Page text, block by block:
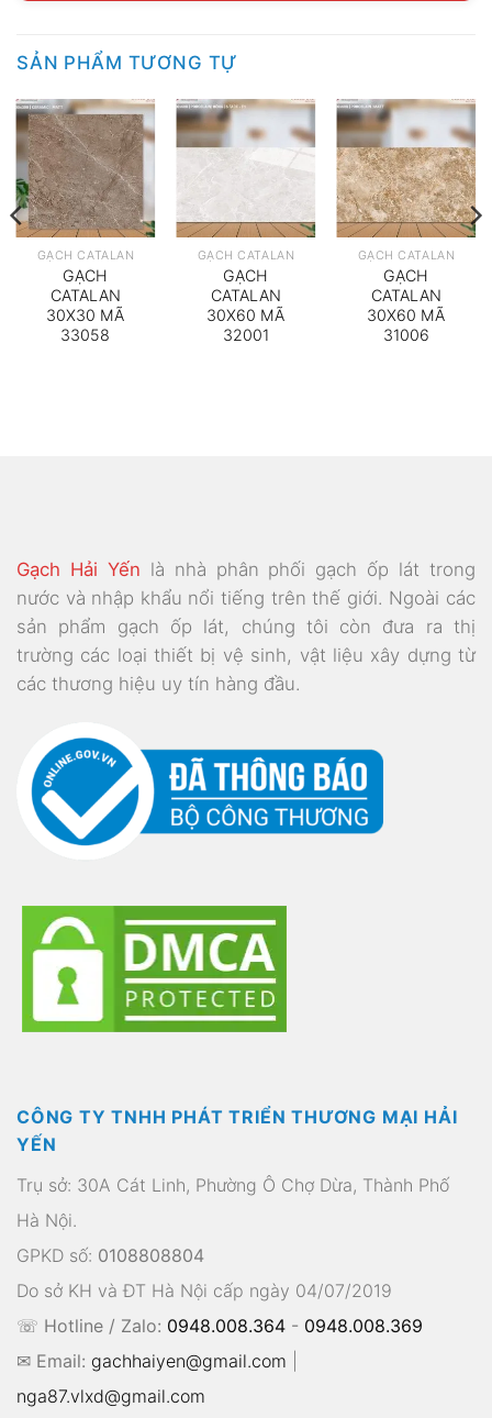
SẢN PHẨM TƯƠNG TỰ
GẠCH CATALAN
GẠCH
CATALAN
30X30 MÃ
33058
GẠCH CATALAN
GẠCH
CATALAN
30X60 MÃ
32001
GẠCH CATALAN
GẠCH
CATALAN
30X60 MÃ
31006
Gạch Hải Yến là nhà phân phối gạch ốp lát trong
nước và nhập khẩu nổi tiếng trên thế giới. Ngoài các
sản phẩm gạch ốp lát, chúng tôi còn đưa ra thị
trường các loại thiết bị vệ sinh, vật liệu xây dựng từ
các thương hiệu uy tín hàng đầu.
CÔNG TY TNHH PHÁT TRIỂN THƯƠNG MẠI HẢI
YẾN
Trụ sở: 30A Cát Linh, Phường Ô Chợ Dừa, Thành Phố
Hà Nội.
GPKD số: 0108808804
Do sở KH và ĐT Hà Nội cấp ngày 04/07/2019
☏ Hotline / Zalo: 0948.008.364 - 0948.008.369
✉ Email: gachhaiyen@gmail.com
nga87.vlxd@gmail.com